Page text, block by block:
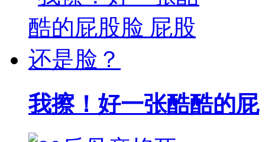
我擦！好一张酷酷的屁